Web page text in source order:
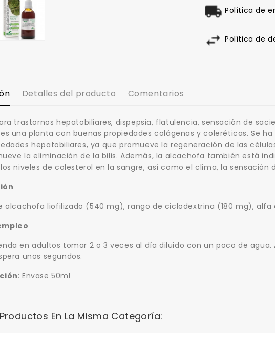
Política de
Política de
Detalles del producto Comentarios
trastornos hepatobiliares, dispepsia, flatulencia, sensación de
una planta con buenas propiedades colágenas y coleréticas. Se
hepatobiliares, ya que promueve la regeneración de las
la eliminación de la bilis. Además, la alcachofa también está
niveles de colesterol en la sangre, así como el clima, la sensación
alcachofa liofilizado (540 mg), rango de ciclodextrina (180 mg),
en adultos tomar 2 o 3 veces al día diluido con un poco de agua.
unos segundos.
: Envase 50ml
En La Misma Categoría: